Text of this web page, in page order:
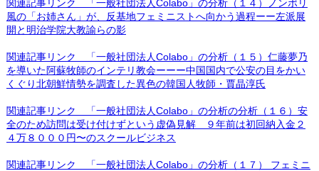
関連記事リンク 「一般社団法人Colabo」の分析（１４）ノンポリ
風の「お姉さん」が、反基地フェミニストへ向かう過程ーー左派展
開と明治学院大教諭らの影
関連記事リンク 「一般社団法人Colabo」の分析（１５）仁藤夢乃
を導いた阿蘇牧師のインテリ教会ーーー中国国内で公安の目をかい
くぐり北朝鮮情勢を調査した異色の韓国人牧師・賈晶淳氏
関連記事リンク 「一般社団法人Colabo」の分析の分析（１６）安
全のため訪問は受け付けずという虚偽見解 ９年前は初回納入金２
４万８０００円〜のスクールビジネス
関連記事リンク 「一般社団法人Colabo」の分析（１７） フェミニ